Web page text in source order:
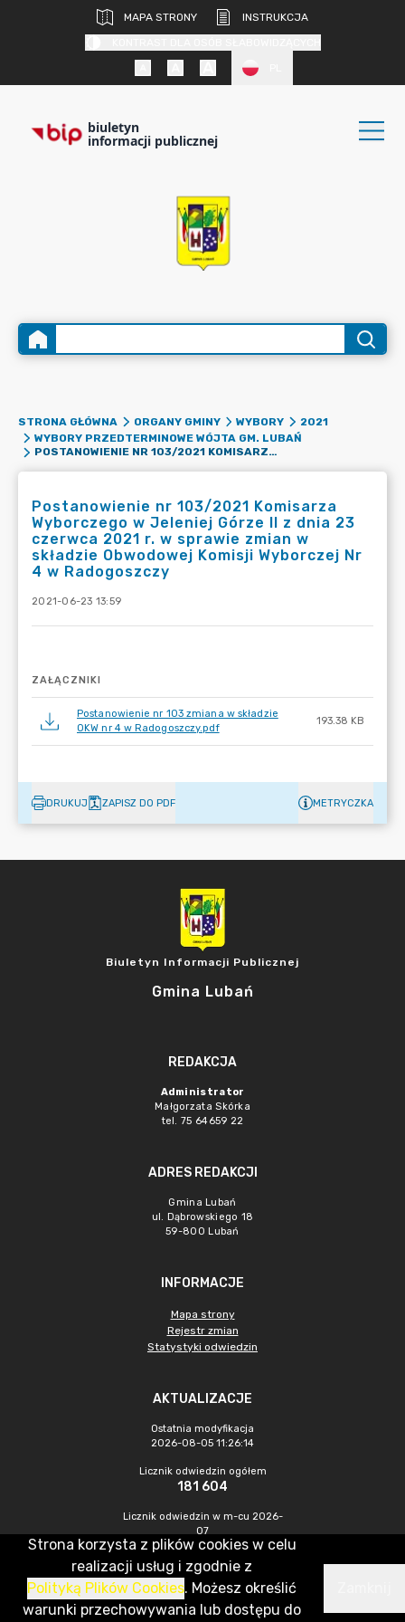
MAPA STRONY
INSTRUKCJA
biuletyn
informacji publicznej
STRONA GŁÓWNA ORGANY GMINY WYBORY
2021
WYBORY PRZEDTERMINOWE WÓJTA GM. LUBAŃ
POSTANOWIENIE NR 103/2021 KOMISARZA WYBORCZEGO W JELENIEJ GÓRZE II Z DNIA 23 CZERWCA 2021 R. W SPRAWIE ZMIAN W SKŁADZIE OBWODOWEJ KOMISJI WYBORCZEJ NR 4 W RADOGOSZCZY
Postanowienie nr 103/2021 Komisarza
Wyborczego w Jeleniej Górze II z dnia 23
czerwca 2021 r. w sprawie zmian w
składzie Obwodowej Komisji Wyborczej Nr
4 w Radogoszczy
2021-06-23 13:59
ZAŁĄCZNIKI
Postanowienie nr 103 zmiana w składzie
OKW nr 4 w Radogoszczy.pdf
193.38 KB
DRUKUJ ZAPISZ DO PDF METRYCZKA
Biuletyn Informacji Publicznej
Gmina Lubań
REDAKCJA
Administrator
Małgorzata Skórka
tel. 75 64659 22
ADRES REDAKCJI
Gmina Lubań
ul. Dąbrowskiego 18
59-800 Lubań
INFORMACJE
Mapa strony
Rejestr zmian
Statystyki odwiedzin
AKTUALIZACJE
Ostatnia modyfikacja
2026-08-05 11:26:14
Licznik odwiedzin ogółem
181 604
Licznik odwiedzin w m-cu 2026-
07
195
CMS & Hosting: Nefeni Sp. z o.o.
Strona korzysta z plików cookies w celu
realizacji usług i zgodnie z
Polityką Plików Cookies. Możesz określić
warunki przechowywania lub dostępu do